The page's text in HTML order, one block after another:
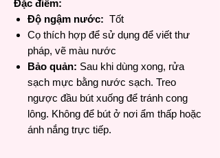
Đặc điểm:
Độ ngậm nước: Tốt
Cọ thích hợp để sử dụng để viết thư
pháp, vẽ màu nước
Bảo quản: Sau khi dùng xong, rửa
sạch mực bằng nước sạch. Treo
ngược đầu bút xuống để tránh cong
lông. Không để bút ở nơi ẩm thấp hoặc
ánh nắng trực tiếp.